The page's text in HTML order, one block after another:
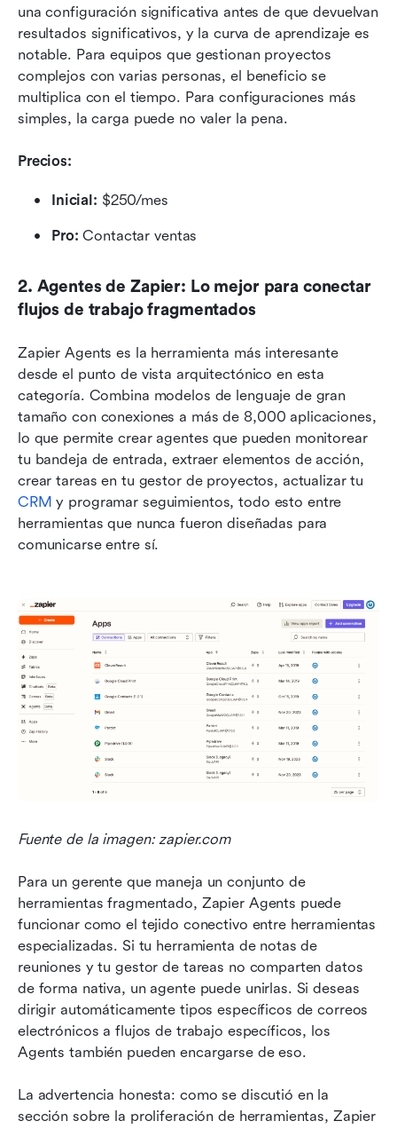
una configuración significativa antes de que devuelvan
resultados significativos, y la curva de aprendizaje es
notable. Para equipos que gestionan proyectos
complejos con varias personas, el beneficio se
multiplica con el tiempo. Para configuraciones más
simples, la carga puede no valer la pena.
Precios:
Inicial: $250/mes
Pro: Contactar ventas
2. Agentes de Zapier: Lo mejor para conectar
flujos de trabajo fragmentados
Zapier Agents es la herramienta más interesante
desde el punto de vista arquitectónico en esta
categoría. Combina modelos de lenguaje de gran
tamaño con conexiones a más de 8,000 aplicaciones,
lo que permite crear agentes que pueden monitorear
tu bandeja de entrada, extraer elementos de acción,
CRM y programar seguimientos, todo esto entre
herramientas que nunca fueron diseñadas para
comunicarse entre sí.
Fuente de la imagen: zapier.com
Para un gerente que maneja un conjunto de
herramientas fragmentado, Zapier Agents puede
funcionar como el tejido conectivo entre herramientas
especializadas. Si tu herramienta de notas de
reuniones y tu gestor de tareas no comparten datos
de forma nativa, un agente puede unirlas. Si deseas
dirigir automáticamente tipos específicos de correos
electrónicos a flujos de trabajo específicos, los
Agents también pueden encargarse de eso.
La advertencia honesta: como se discutió en la
sección sobre la proliferación de herramientas, Zapier